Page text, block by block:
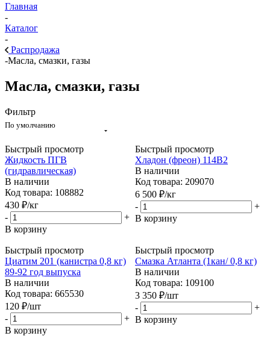
Главная
-
Каталог
-
Распродажа
-Масла, смазки, газы
Масла, смазки, газы
Фильтр
По умолчанию
Быстрый просмотр
Жидкость ПГВ
(гидравлическая)
В наличии
Код товара: 108882
430 ₽/кг
-
+
В корзину
Быстрый просмотр
Хладон (фреон) 114В2
В наличии
Код товара: 209070
6 500 ₽/кг
-
+
В корзину
Быстрый просмотр
Циатим 201 (канистра 0,8 кг)
89-92 год выпуска
В наличии
Код товара: 665530
120 ₽/шт
-
+
В корзину
Быстрый просмотр
Смазка Атланта (1кан/ 0,8 кг)
В наличии
Код товара: 109100
3 350 ₽/шт
-
+
В корзину